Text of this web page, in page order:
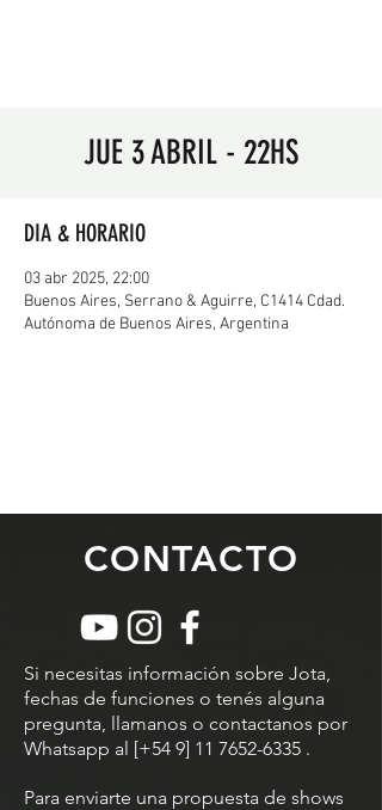
JUE 3 ABRIL - 22HS
DIA & HORARIO
03 abr 2025, 22:00
Buenos Aires, Serrano & Aguirre, C1414 Cdad.
Autónoma de Buenos Aires, Argentina
CONTACTO
Si necesitas información sobre Jota,
fechas de funciones o tenés alguna
pregunta, llamanos o contactanos por
Whatsapp al [+54 9] 11 7652-6335 .
Para enviarte una propuesta de shows